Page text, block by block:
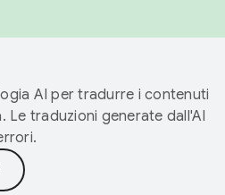
AI per tradurre i contenuti
Le traduzioni generate dall'AI